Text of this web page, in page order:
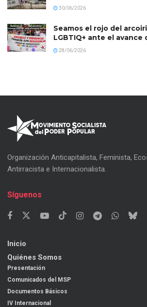
30/06/2026
Seamos el rojo del
LGBTIQ+ ante el avance
28/06/2026
Organización Anticapitalista, Feminista,
Antirracista e Internacionalista.
Síguenos
Inicio
Quiénes Somos
Presentación
Comunicados del MSP
Documentos Básicos
IV Internacional